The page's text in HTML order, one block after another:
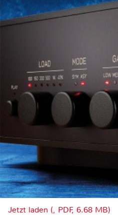
Jetzt laden (, PDF, 6.68 MB)